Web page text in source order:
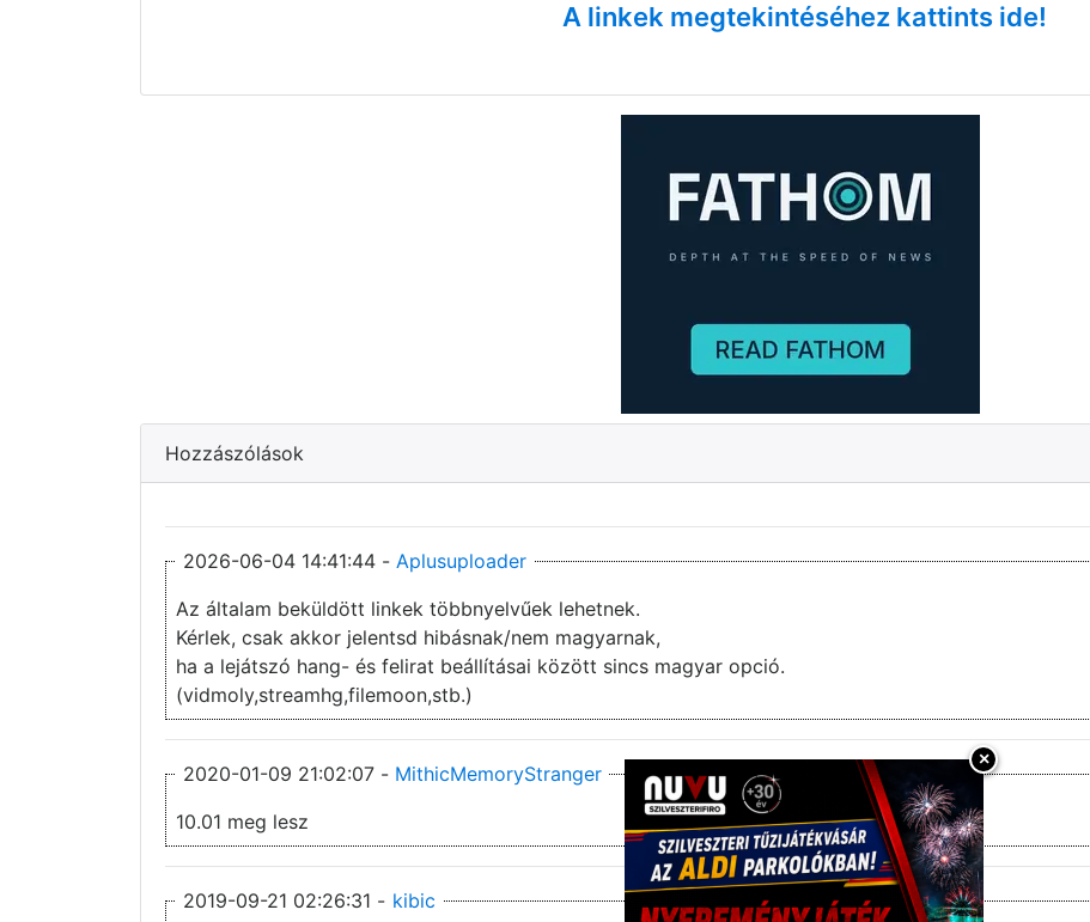
×
A linkek megtekintéséhez kattints ide!
Hozzászólások
2026-06-04 14:41:44 - Aplusuploader
Az általam beküldött linkek többnyelvűek lehetnek.
Kérlek, csak akkor jelentsd hibásnak/nem magyarnak,
ha a lejátszó hang- és felirat beállításai között sincs magyar opció.
(vidmoly,streamhg,filemoon,stb.)
2020-01-09 21:02:07 - MithicMemoryStranger
10.01 meg lesz
2019-09-21 02:26:31 - kibic